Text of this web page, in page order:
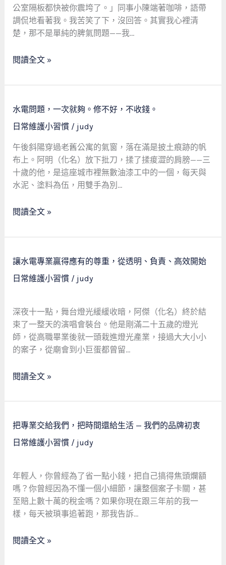
關
於
壓
與
經
節
的
勢
觀
察
公室隔板都快被你震垮了。」同事小陳端著咖啡，語帶
調侃地看著我。我苦笑了下，沒回答。其實我心裡清
楚，那不是單純的脾氣問題——我…
實
證：
一
採
員
何
用
工
業
標
準
戰
失
與
怒
閱讀全文 »
水電問題，一次就夠。修不好，不收錢。
日常維護小習慣/ judy
午後斜陽穿過老舊公寓的氣窗，落在滿是披土痕跡的帆
布上。阿明（化名）放下批刀，揉了揉痠澀的肩膀——三
十歲的他，是這座城市裡無數油漆工中的一個，每天與
水泥、塗料為伍，用雙手為別…
水
電
問
題，
一
次
就
夠。
不
錢。
閱讀全文 »
讓水電專業贏得應有的尊重，從透明、負責、高效開始
日常維護小習慣/ judy
深夜十一點，舞台燈光緩緩收暗，阿傑（化名）終於結
束了一整天的演唱會裝台。他是剛滿二十五歲的燈光
師，從高職畢業後就一頭栽進燈光產業，接過大大小小
的案子，從廟會到小巨蛋都曾留…
讓
水
電
業
贏
得
應
有
尊
透
明、
負
高
效
開
始
閱讀全文 »
把專業交給我們，把時間還給生活 — 我們的品牌初衷
日常維護小習慣/ judy
年輕人，你曾經為了省一點小錢，把自己搞得焦頭爛額
嗎？你曾經因為不懂一個小細節，讓整個案子卡關，甚
至賠上數十萬的稅金嗎？如果你現在跟三年前的我一
樣，每天被瑣事追著跑，那我告訴…
把
專
業
給
我
們，
把
時
還
閱讀全文 »